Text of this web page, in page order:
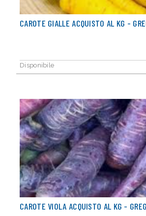
CAROTE GIALLE ACQUISTO AL KG -
Disponibile
CAROTE VIOLA ACQUISTO AL KG -